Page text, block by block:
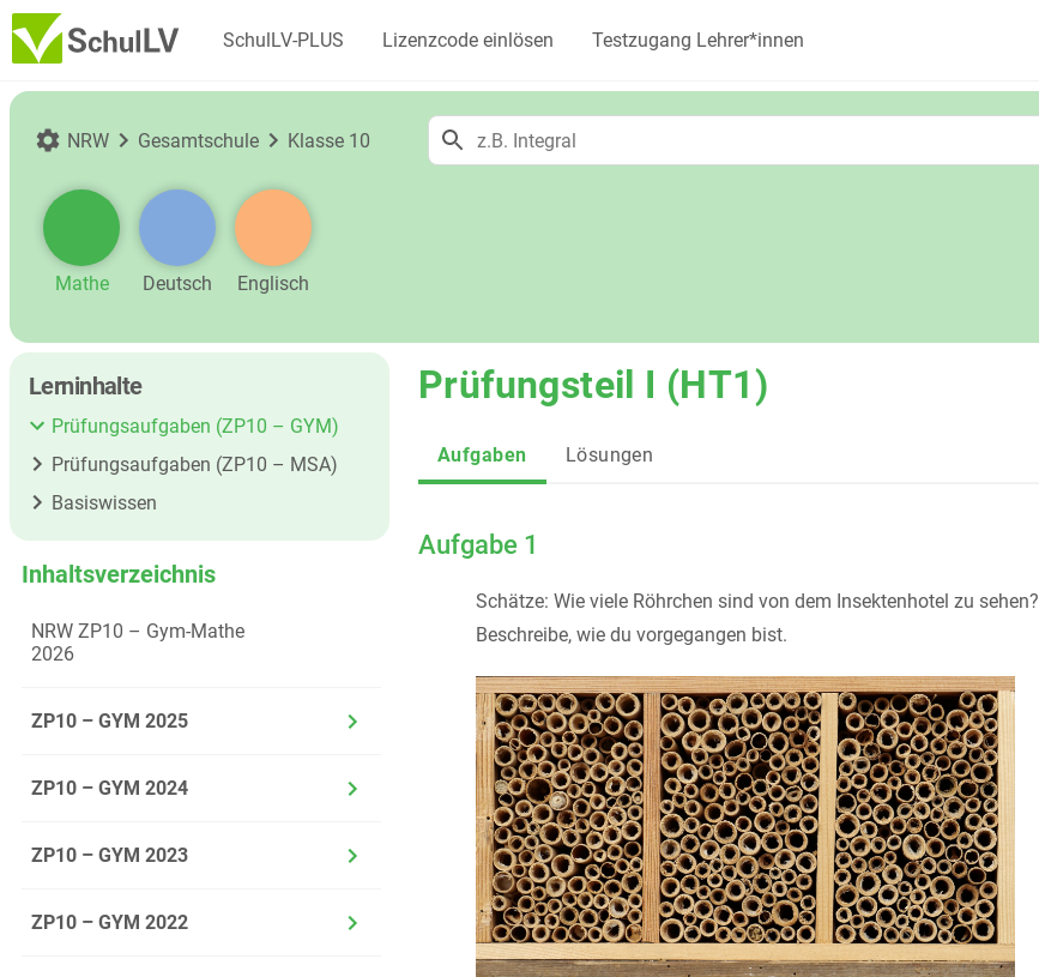
SchulLV-PLUS Lizenzcode einlösen Testzugang Lehrer*innen
NRW Gesamtschule Klasse 10
Mathe Deutsch Englisch
Lerninhalte
Prüfungsaufgaben (ZP10 – GYM)
Prüfungsaufgaben (ZP10 – MSA)
Basiswissen
Inhaltsverzeichnis
NRW ZP10 – Gym-Mathe
2026
ZP10 – GYM 2025
ZP10 – GYM 2024
ZP10 – GYM 2023
ZP10 – GYM 2022
Prüfungsteil I (HT1)
Aufgaben Lösungen
Aufgabe 1
Schätze: Wie viele Röhrchen sind von dem Insektenhotel zu sehen?
Beschreibe, wie du vorgegangen bist.